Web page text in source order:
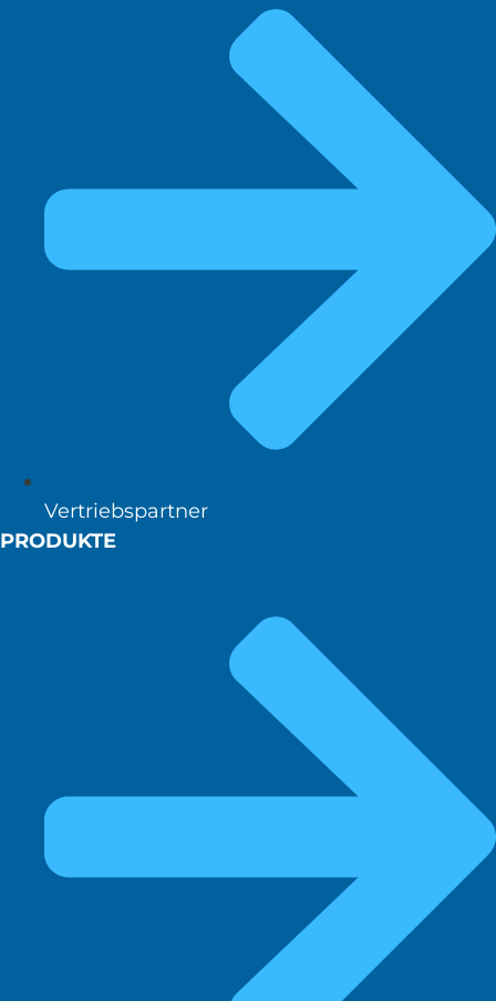
Vertriebspartner
PRODUKTE